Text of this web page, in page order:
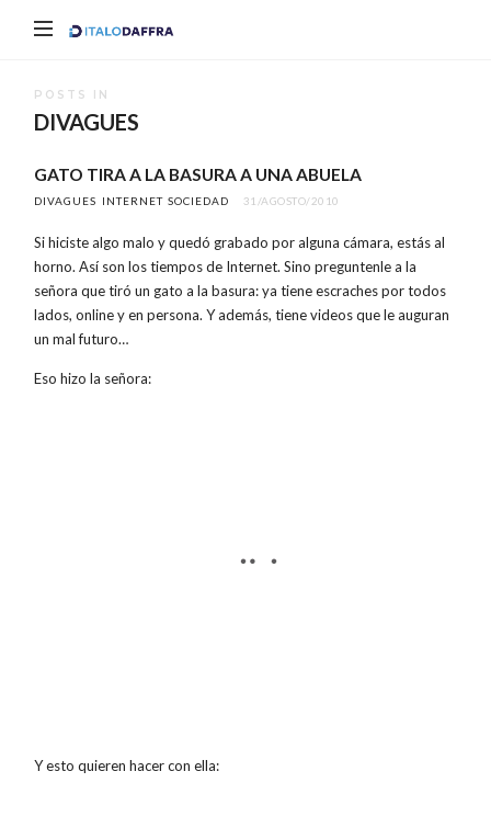
Italo
POSTS IN
DIVAGUES
GATO TIRA A LA BASURA A UNA ABUELA
DIVAGUES INTERNET SOCIEDAD 31/AGOSTO/2010
Si hiciste algo malo y quedó grabado por alguna cámara, estás al
horno. Así son los tiempos de Internet. Sino preguntenle a la
señora que tiró un gato a la basura: ya tiene escraches por todos
lados, online y en persona. Y además, tiene videos que le auguran
un mal futuro…
Eso hizo la señora:
Y esto quieren hacer con ella: